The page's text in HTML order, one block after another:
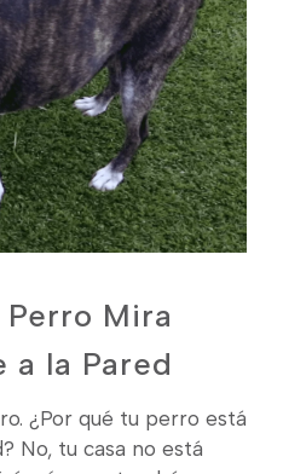
Mira
a la Pared
¿Por qué tu perro está
No, tu casa no está